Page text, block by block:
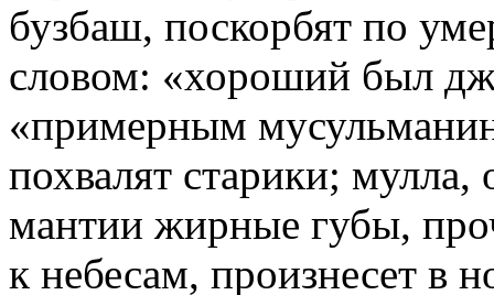
бузбаш, поскорбят по
словом: «хороший был
«примерным
похвалят старики; мулла,
мантии жирные губы,
к небесам, произнесет в